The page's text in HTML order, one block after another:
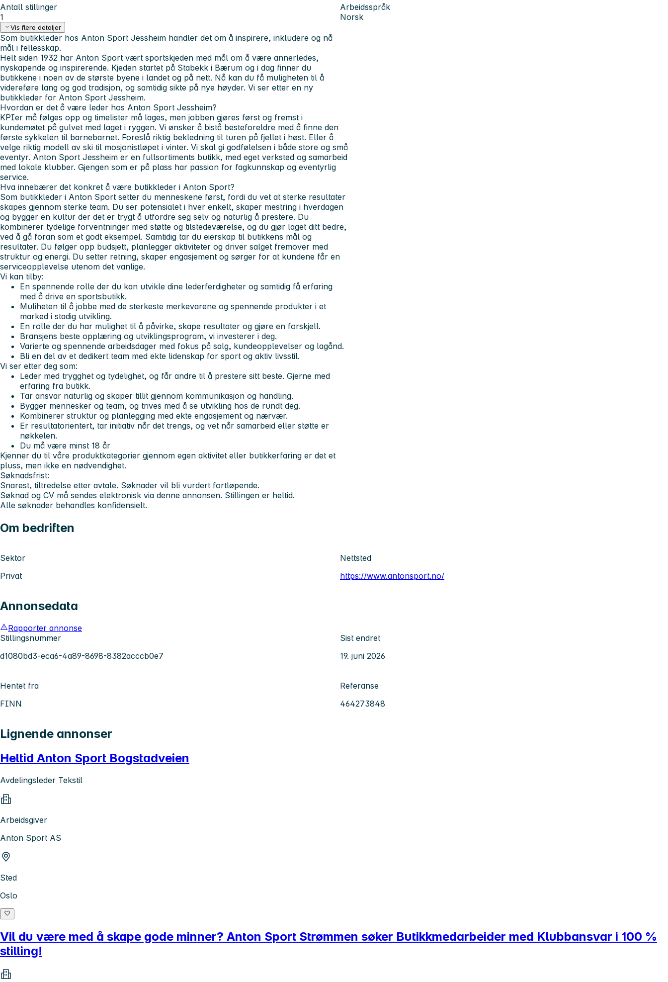
Antall stillinger
1
Arbeidsspråk
Norsk
Vis flere detaljer
Som butikkleder hos Anton Sport Jessheim handler det om å inspirere, inkludere og nå
mål i fellesskap.
Helt siden 1932 har Anton Sport vært sportskjeden med mål om å være annerledes,
nyskapende og inspirerende. Kjeden startet på Stabekk i Bærum og i dag finner du
butikkene i noen av de største byene i landet og på nett. Nå kan du få muligheten til å
videreføre lang og god tradisjon, og samtidig sikte på nye høyder. Vi ser etter en ny
butikkleder for Anton Sport Jessheim.
Hvordan er det å være leder hos Anton Sport Jessheim?
KPIer må følges opp og timelister må lages, men jobben gjøres først og fremst i
kundemøtet på gulvet med laget i ryggen. Vi ønsker å bistå besteforeldre med å finne den
første sykkelen til barnebarnet. Foreslå riktig bekledning til turen på fjellet i høst. Eller å
velge riktig modell av ski til mosjonistløpet i vinter. Vi skal gi godfølelsen i både store og små
eventyr. Anton Sport Jessheim er en fullsortiments butikk, med eget verksted og samarbeid
med lokale klubber. Gjengen som er på plass har passion for fagkunnskap og eventyrlig
service.
Hva innebærer det konkret å være butikkleder i Anton Sport?
Som butikkleder i Anton Sport setter du menneskene først, fordi du vet at sterke resultater
skapes gjennom sterke team. Du ser potensialet i hver enkelt, skaper mestring i hverdagen
og bygger en kultur der det er trygt å utfordre seg selv og naturlig å prestere. Du
kombinerer tydelige forventninger med støtte og tilstedeværelse, og du gjør laget ditt bedre,
ved å gå foran som et godt eksempel. Samtidig tar du eierskap til butikkens mål og
resultater. Du følger opp budsjett, planlegger aktiviteter og driver salget fremover med
struktur og energi. Du setter retning, skaper engasjement og sørger for at kundene får en
serviceopplevelse utenom det vanlige.
Vi kan tilby:
En spennende rolle der du kan utvikle dine lederferdigheter og samtidig få erfaring
med å drive en sportsbutikk.
Muliheten til å jobbe med de sterkeste merkevarene og spennende produkter i et
marked i stadig utvikling.
En rolle der du har mulighet til å påvirke, skape resultater og gjøre en forskjell.
Bransjens beste opplæring og utviklingsprogram, vi investerer i deg.
Varierte og spennende arbeidsdager med fokus på salg, kundeopplevelser og lagånd.
Bli en del av et dedikert team med ekte lidenskap for sport og aktiv livsstil.
Vi ser etter deg som:
Leder med trygghet og tydelighet, og får andre til å prestere sitt beste. Gjerne med
erfaring fra butikk.
Tar ansvar naturlig og skaper tillit gjennom kommunikasjon og handling.
Bygger mennesker og team, og trives med å se utvikling hos de rundt deg.
Kombinerer struktur og planlegging med ekte engasjement og nærvær.
Er resultatorientert, tar initiativ når det trengs, og vet når samarbeid eller støtte er
nøkkelen.
Du må være minst 18 år
Kjenner du til våre produktkategorier gjennom egen aktivitet eller butikkerfaring er det et
pluss, men ikke en nødvendighet.
Søknadsfrist:
Snarest, tiltredelse etter avtale. Søknader vil bli vurdert fortløpende.
Søknad og CV må sendes elektronisk via denne annonsen. Stillingen er heltid.
Alle søknader behandles konfidensielt.
Om bedriften
Sektor
Privat
Nettsted
https://www.antonsport.no/
Annonsedata
Rapporter annonse
Stillingsnummer
d1080bd3-eca6-4a89-8698-8382acccb0e7
Sist endret
19. juni 2026
Hentet fra
FINN
Referanse
464273848
Lignende annonser
Heltid Anton Sport Bogstadveien
Avdelingsleder Tekstil
Arbeidsgiver
Anton Sport AS
Sted
Oslo
Vil du være med å skape gode minner? Anton Sport Strømmen søker Butikkmedarbeider med Klubbansvar i 100 %
stilling!